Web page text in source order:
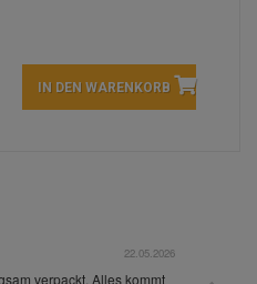
IN DEN WARENKORB
15.05.2026
Guten Zustand geliefert